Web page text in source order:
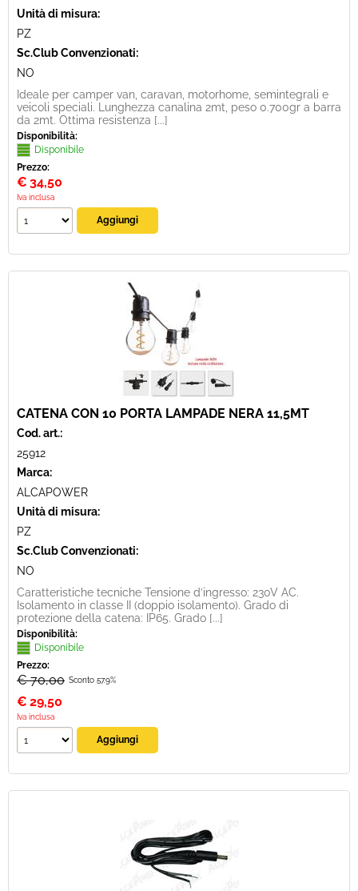
Unità di misura:
PZ
Sc.Club Convenzionati:
NO
Ideale per camper van, caravan, motorhome, semintegrali e
veicoli speciali. Lunghezza canalina 2mt, peso 0.700gr a barra
da 2mt. Ottima resistenza [...]
Disponibilità:
Disponibile
Prezzo:
€ 34,50
Iva inclusa
CATENA CON 10 PORTA LAMPADE NERA 11,5MT
Cod. art.:
25912
Marca:
ALCAPOWER
Unità di misura:
PZ
Sc.Club Convenzionati:
NO
Caratteristiche tecniche Tensione d’ingresso: 230V AC.
Isolamento in classe II (doppio isolamento). Grado di
protezione della catena: IP65. Grado [...]
Disponibilità:
Disponibile
Prezzo:
€ 70,00 Sconto 57.9%
€ 29,50
Iva inclusa